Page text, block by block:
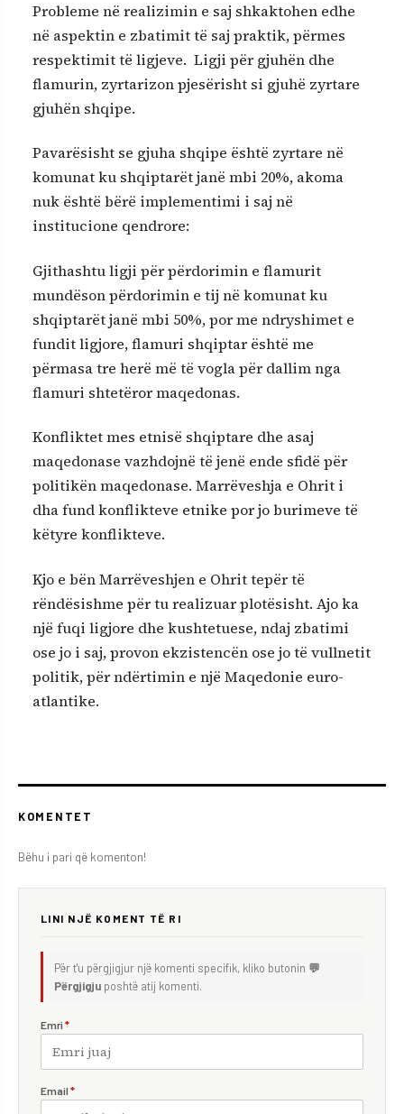
Probleme në realizimin e saj shkaktohen edhe
në aspektin e zbatimit të saj praktik, përmes
respektimit të ligjeve. Ligji për gjuhën dhe
flamurin, zyrtarizon pjesërisht si gjuhë zyrtare
gjuhën shqipe.
Pavarësisht se gjuha shqipe është zyrtare në
komunat ku shqiptarët janë mbi 20%, akoma
nuk është bërë implementimi i saj në
institucione qendrore:
Gjithashtu ligji për përdorimin e flamurit
mundëson përdorimin e tij në komunat ku
shqiptarët janë mbi 50%, por me ndryshimet e
fundit ligjore, flamuri shqiptar është me
përmasa tre herë më të vogla për dallim nga
flamuri shtetëror maqedonas.
Konfliktet mes etnisë shqiptare dhe asaj
maqedonase vazhdojnë të jenë ende sfidë për
politikën maqedonase. Marrëveshja e Ohrit i
dha fund konflikteve etnike por jo burimeve të
këtyre konflikteve.
Kjo e bën Marrëveshjen e Ohrit tepër të
rëndësishme për tu realizuar plotësisht. Ajo ka
një fuqi ligjore dhe kushtetuese, ndaj zbatimi
ose jo i saj, provon ekzistencën ose jo të vullnetit
politik, për ndërtimin e një Maqedonie euro-
atlantike.
KOMENTET
Bëhu i pari që komenton!
LINI NJË KOMENT TË RI
Për t'u përgjigjur një komenti specifik, kliko butonin 💬
Përgjigju poshtë atij komenti.
Emri *
Email *